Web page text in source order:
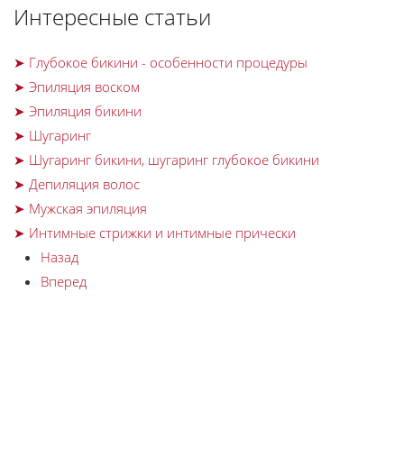
Интересные статьи
➤ Глубокое бикини - особенности процедуры
➤ Эпиляция воском
➤ Эпиляция бикини
➤ Шугаринг
➤ Шугаринг бикини, шугаринг глубокое бикини
➤ Депиляция волос
➤ Мужская эпиляция
➤ Интимные стрижки и интимные прически
Назад
Вперед